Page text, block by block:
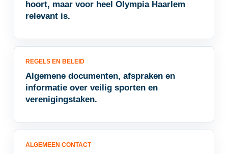
hoort, maar voor heel Olympia Haarlem
relevant is.
REGELS EN BELEID
Algemene documenten, afspraken en
informatie over veilig sporten en
verenigingstaken.
ALGEMEEN CONTACT